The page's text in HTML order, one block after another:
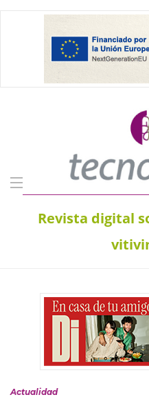
Revista digital
Actualidad